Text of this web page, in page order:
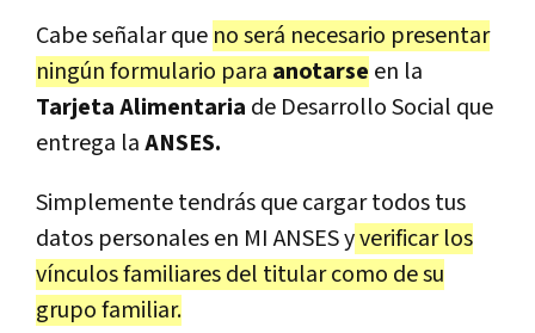
Cabe señalar que no será necesario presentar
ningún formulario para anotarse en la
Tarjeta Alimentaria de Desarrollo Social que
entrega laANSES.
Simplemente tendrás que cargar todos tus
datos personales en MI ANSES yverificar los
vínculos familiares del titular como de su
grupo familiar.